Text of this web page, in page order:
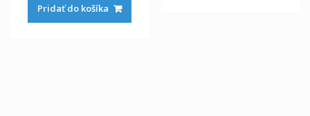
Pridať do košíka